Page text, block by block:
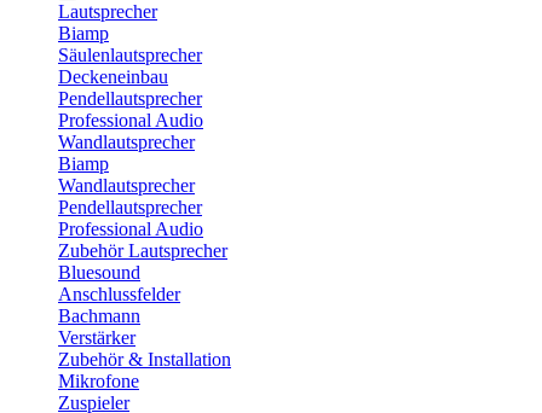
Lautsprecher
Biamp
Säulenlautsprecher
Deckeneinbau
Pendellautsprecher
Professional Audio
Wandlautsprecher
Biamp
Wandlautsprecher
Pendellautsprecher
Professional Audio
Zubehör Lautsprecher
Bluesound
Anschlussfelder
Bachmann
Verstärker
Zubehör & Installation
Mikrofone
Zuspieler